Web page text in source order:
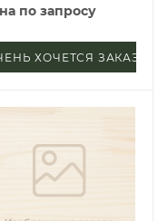
по запросу
ХОЧЕТСЯ ЗАКАЗАТЬ